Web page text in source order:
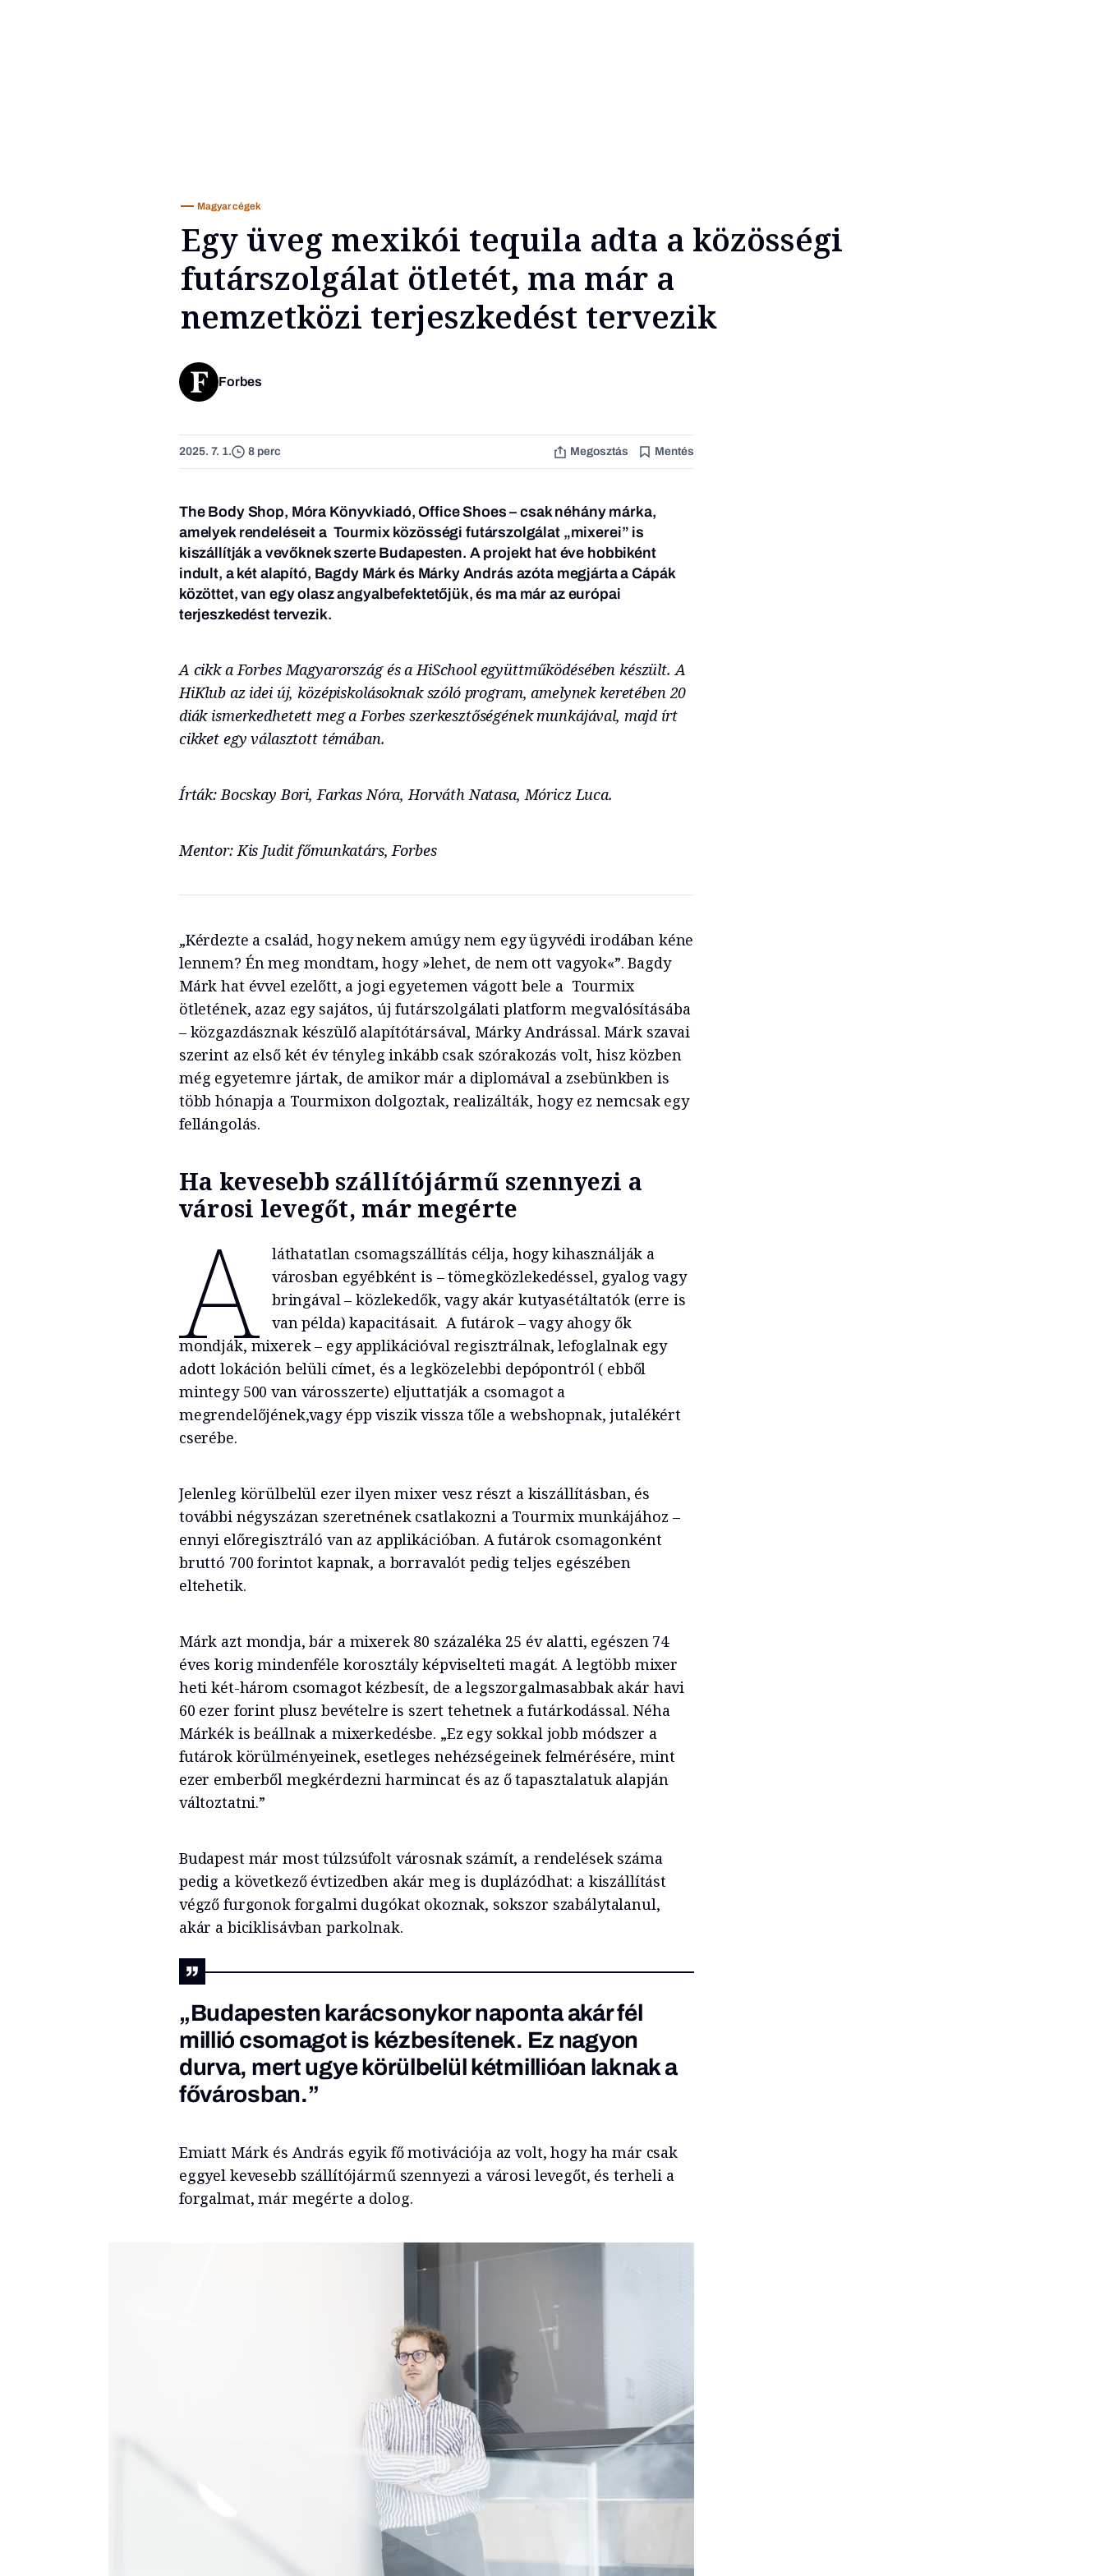
Magyar cégek
Egy üveg mexikói tequila adta a közösségi
futárszolgálat ötletét, ma már a
nemzetközi terjeszkedést tervezik
Forbes
2025. 7. 1. 8 perc Megosztás Mentés
The Body Shop, Móra Könyvkiadó, Office Shoes – csak néhány márka,
amelyek rendeléseit a Tourmix közösségi futárszolgálat „mixerei” is
kiszállítják a vevőknek szerte Budapesten. A projekt hat éve hobbiként
indult, a két alapító, Bagdy Márk és Márky András azóta megjárta a Cápák
közöttet, van egy olasz angyalbefektetőjük, és ma már az európai
terjeszkedést tervezik.
A cikk a Forbes Magyarország és a HiSchool együttműködésében készült. A
HiKlub az idei új, középiskolásoknak szóló program, amelynek keretében 20
diák ismerkedhetett meg a Forbes szerkesztőségének munkájával, majd írt
cikket egy választott témában.
Írták: Bocskay Bori, Farkas Nóra, Horváth Natasa, Móricz Luca.
Mentor: Kis Judit főmunkatárs, Forbes
„Kérdezte a család, hogy nekem amúgy nem egy ügyvédi irodában kéne
lennem? Én meg mondtam, hogy »lehet, de nem ott vagyok«”. Bagdy
Márk hat évvel ezelőtt, a jogi egyetemen vágott bele a Tourmix
ötletének, azaz egy sajátos, új futárszolgálati platform megvalósításába
– közgazdásznak készülő alapítótársával, Márky Andrással. Márk szavai
szerint az első két év tényleg inkább csak szórakozás volt, hisz közben
még egyetemre jártak, de amikor már a diplomával a zsebünkben is
több hónapja a Tourmixon dolgoztak, realizálták, hogy ez nemcsak egy
fellángolás.
Ha kevesebb szállítójármű szennyezi a
városi levegőt, már megérte
A
láthatatlan csomagszállítás célja, hogy kihasználják a
városban egyébként is – tömegközlekedéssel, gyalog vagy
bringával – közlekedők, vagy akár kutyasétáltatók (erre is
van példa) kapacitásait. A futárok – vagy ahogy ők
mondják, mixerek – egy applikációval regisztrálnak, lefoglalnak egy
adott lokáción belüli címet, és a legközelebbi depópontról ( ebből
mintegy 500 van városszerte) eljuttatják a csomagot a
megrendelőjének,vagy épp viszik vissza tőle a webshopnak, jutalékért
cserébe.
Jelenleg körülbelül ezer ilyen mixer vesz részt a kiszállításban, és
további négyszázan szeretnének csatlakozni a Tourmix munkájához –
ennyi előregisztráló van az applikációban. A futárok csomagonként
bruttó 700 forintot kapnak, a borravalót pedig teljes egészében
eltehetik.
Márk azt mondja, bár a mixerek 80 százaléka 25 év alatti, egészen 74
éves korig mindenféle korosztály képviselteti magát. A legtöbb mixer
heti két-három csomagot kézbesít, de a legszorgalmasabbak akár havi
60 ezer forint plusz bevételre is szert tehetnek a futárkodással. Néha
Márkék is beállnak a mixerkedésbe. „Ez egy sokkal jobb módszer a
futárok körülményeinek, esetleges nehézségeinek felmérésére, mint
ezer emberből megkérdezni harmincat és az ő tapasztalatuk alapján
változtatni.”
Budapest már most túlzsúfolt városnak számít, a rendelések száma
pedig a következő évtizedben akár meg is duplázódhat: a kiszállítást
végző furgonok forgalmi dugókat okoznak, sokszor szabálytalanul,
akár a biciklisávban parkolnak.
„Budapesten karácsonykor naponta akár fél
millió csomagot is kézbesítenek. Ez nagyon
durva, mert ugye körülbelül kétmillióan laknak a
fővárosban.”
Emiatt Márk és András egyik fő motivációja az volt, hogy ha már csak
eggyel kevesebb szállítójármű szennyezi a városi levegőt, és terheli a
forgalmat, már megérte a dolog.